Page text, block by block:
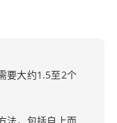
要大约1.5至2个